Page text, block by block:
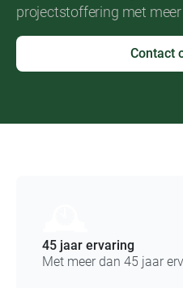
projectstoffering met
Contact
45 jaar ervaring
Met meer dan 45 jaar